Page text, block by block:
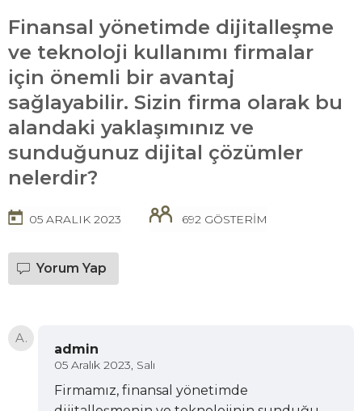
Finansal yönetimde dijitalleşme
ve teknoloji kullanımı firmalar
için önemli bir avantaj
sağlayabilir. Sizin firma olarak bu
alandaki yaklaşımınız ve
sunduğunuz dijital çözümler
nelerdir?
05 ARALIK 2023 692 GÖSTERİM
Yorum Yap
A.
admin
05 Aralık 2023, Salı
Firmamız, finansal yönetimde